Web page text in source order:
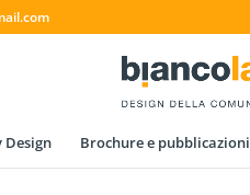
Brochure e pubblicazioni